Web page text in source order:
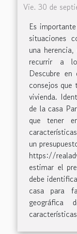
Vie. 30 de
Es
situaciones
una
recurrir a
Descubre
consejos que
vivienda.
de la casa
que tener
un
https://
estimar el
debe
casa para